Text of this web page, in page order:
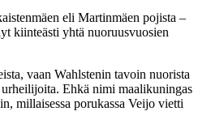
eli Martinmäen pojista –
kiinteästi yhtä nuoruusvuosien
vaan Wahlstenin tavoin nuorista
Ehkä nimi maalikuningas
millaisessa porukassa Veijo vietti